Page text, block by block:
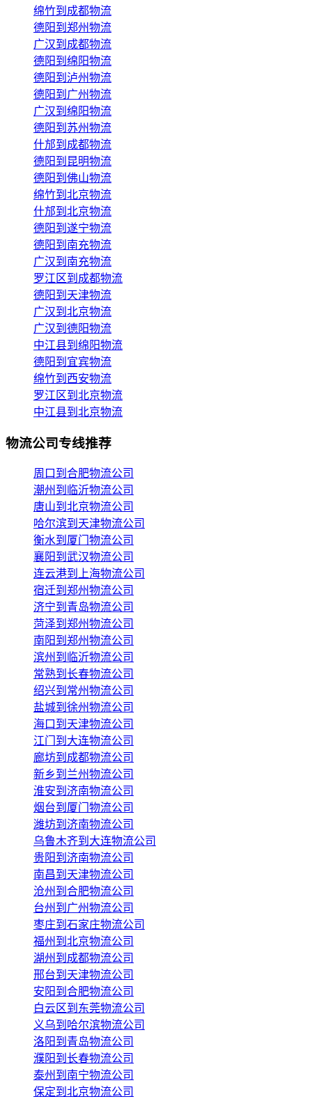
绵竹到成都物流
德阳到郑州物流
广汉到成都物流
德阳到绵阳物流
德阳到泸州物流
德阳到广州物流
广汉到绵阳物流
德阳到苏州物流
什邡到成都物流
德阳到昆明物流
德阳到佛山物流
绵竹到北京物流
什邡到北京物流
德阳到遂宁物流
德阳到南充物流
广汉到南充物流
罗江区到成都物流
德阳到天津物流
广汉到北京物流
广汉到德阳物流
中江县到绵阳物流
德阳到宜宾物流
绵竹到西安物流
罗江区到北京物流
中江县到北京物流
物流公司专线推荐
周口到合肥物流公司
潮州到临沂物流公司
唐山到北京物流公司
哈尔滨到天津物流公司
衡水到厦门物流公司
襄阳到武汉物流公司
连云港到上海物流公司
宿迁到郑州物流公司
济宁到青岛物流公司
菏泽到郑州物流公司
南阳到郑州物流公司
滨州到临沂物流公司
常熟到长春物流公司
绍兴到常州物流公司
盐城到徐州物流公司
海口到天津物流公司
江门到大连物流公司
廊坊到成都物流公司
新乡到兰州物流公司
淮安到济南物流公司
烟台到厦门物流公司
潍坊到济南物流公司
乌鲁木齐到大连物流公司
贵阳到济南物流公司
南昌到天津物流公司
沧州到合肥物流公司
台州到广州物流公司
枣庄到石家庄物流公司
福州到北京物流公司
湖州到成都物流公司
邢台到天津物流公司
安阳到合肥物流公司
白云区到东莞物流公司
义乌到哈尔滨物流公司
洛阳到青岛物流公司
濮阳到长春物流公司
泰州到南宁物流公司
保定到北京物流公司